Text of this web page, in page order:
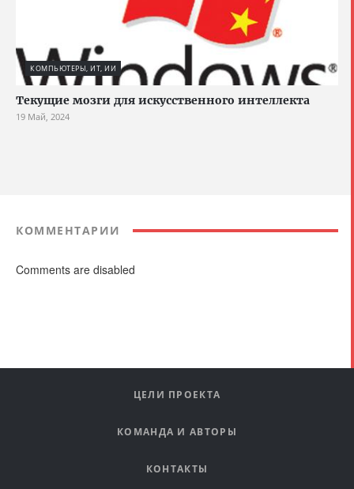
КОМПЬЮТЕРЫ, ИТ, ИИ
Текущие мозги для искусственного интеллекта
19 Май, 2024
КОММЕНТАРИИ
Comments are disabled
ЦЕЛИ ПРОЕКТА
КОМАНДА И АВТОРЫ
КОНТАКТЫ